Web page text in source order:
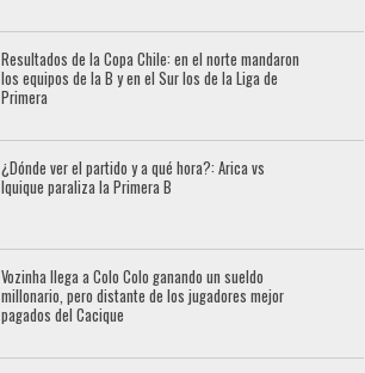
Resultados de la Copa Chile: en el norte mandaron
los equipos de la B y en el Sur los de la Liga de
Primera
¿Dónde ver el partido y a qué hora?: Arica vs
Iquique paraliza la Primera B
Vozinha llega a Colo Colo ganando un sueldo
millonario, pero distante de los jugadores mejor
pagados del Cacique